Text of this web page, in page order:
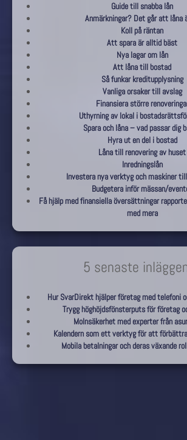
Guide till snabba lån
Anmärkningar? Det går att låna
Koll på räntan
Att spara är alltid bäst
Nya lagar om lån
Att låna till bostad
Så funkar kreditupplysning
Vanliga orsaker till avslag
Finansiera större
Uthyrning av lokal i
Spara och låna – vad passar dig
Hyra ut en del i bostad
Låna till renovering av huset
Inredningslån
Investera nya verktyg och maskiner
Budgetera inför mässan/
Få hjälp med finansiella översättningar
med mera
5 senaste
Hur SvarDirekt hjälper företag med telefoni
Trygg höghöjdsfönsterputs för företag
Molnsäkerhet med experter från
Kalendern som ett verktyg för att
Mobila betalningar och deras växande